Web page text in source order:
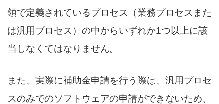
領で定義されているプロセス（業務プロセスまた
は汎用プロセス）の中からいずれか1つ以上に該
当しなくてはなりません。
また、実際に補助金申請を行う際は、汎用プロセ
スのみでのソフトウェアの申請ができないため、